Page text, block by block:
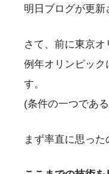
明日ブログが更新
さて、前に東京
例年オリンピック
す。
(条件の一つであ
まず率直に思った